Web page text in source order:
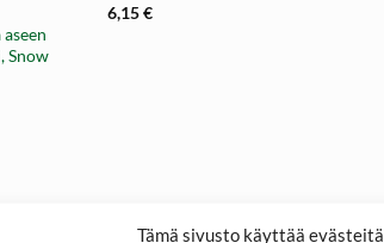
Tämä sivusto käyttää evästeitä
Snow
6,15€